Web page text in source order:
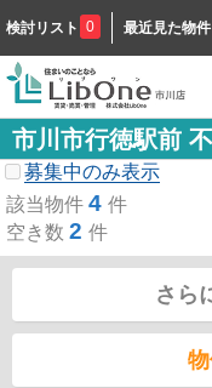
検討リスト 0 最近見た物件
市川市行徳駅前
募集中のみ表示
該当物件 4 件
空き数 2 件
さら